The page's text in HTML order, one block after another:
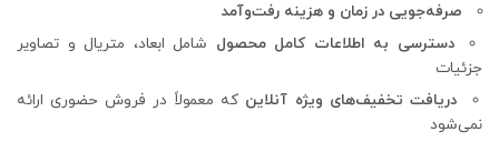
صرفه‌جویی در زمان و هزینه رفت‌وآمد
دسترسی به اطلاعات کامل محصول شامل ابعاد، متریال و تصاویر
جزئیات
دریافت تخفیف‌های ویژه آنلاین که معمولاً در فروش حضوری ارائه
نمی‌شود